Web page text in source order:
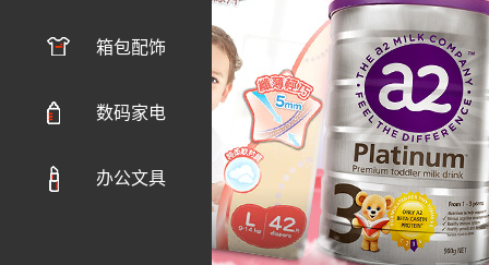
箱包配饰
数码家电
办公文具